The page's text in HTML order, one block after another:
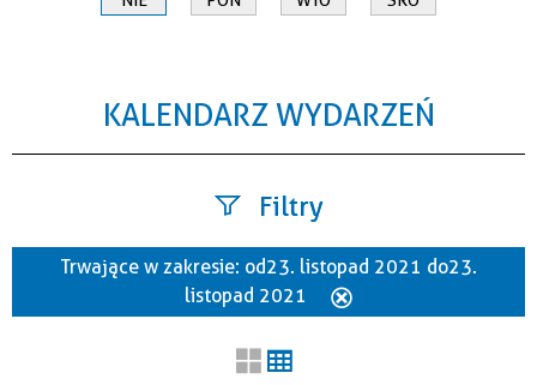
KALENDARZ WYDARZEŃ
Filtry
Szukana fraza
Trwające w zakresie: od 23. listopad 2021 do 23.
listopad 2021